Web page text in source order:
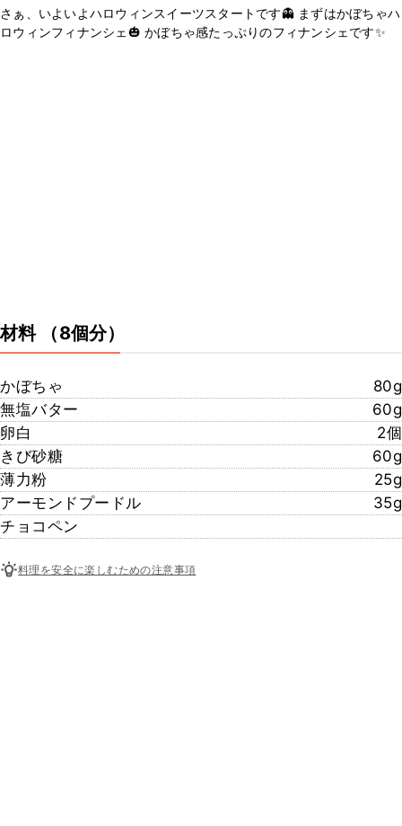
さぁ、いよいよハロウィンスイーツスタートです👻 まずはかぼちゃハ
ロウィンフィナンシェ🎃 かぼちゃ感たっぷりのフィナンシェです✨
材料 （8個分）
かぼちゃ
80g
無塩バター
60g
卵白
2個
きび砂糖
60g
薄力粉
25g
アーモンドプードル
35g
チョコペン
料理を安全に楽しむための注意事項